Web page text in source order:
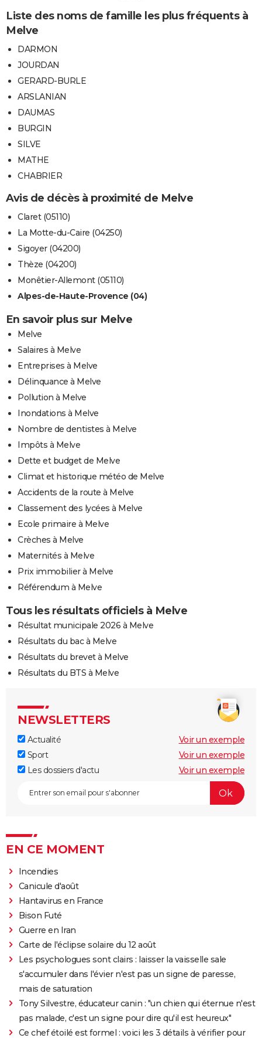
Liste des noms de famille les plus fréquents à
Melve
DARMON
JOURDAN
GERARD-BURLE
ARSLANIAN
DAUMAS
BURGIN
SILVE
MATHE
CHABRIER
Avis de décès à proximité de Melve
Claret (05110)
La Motte-du-Caire (04250)
Sigoyer (04200)
Thèze (04200)
Monêtier-Allemont (05110)
Alpes-de-Haute-Provence (04)
En savoir plus sur Melve
Melve
Salaires à Melve
Entreprises à Melve
Délinquance à Melve
Pollution à Melve
Inondations à Melve
Nombre de dentistes à Melve
Impôts à Melve
Dette et budget de Melve
Climat et historique météo de Melve
Accidents de la route à Melve
Classement des lycées à Melve
Ecole primaire à Melve
Crèches à Melve
Maternités à Melve
Prix immobilier à Melve
Référendum à Melve
Tous les résultats officiels à Melve
Résultat municipale 2026 à Melve
Résultats du bac à Melve
Résultats du brevet à Melve
Résultats du BTS à Melve
NEWSLETTERS
Actualité
Voir un exemple
Sport
Voir un exemple
Les dossiers d'actu
Voir un exemple
EN CE MOMENT
Incendies
Canicule d'août
Hantavirus en France
Bison Futé
Guerre en Iran
Carte de l'éclipse solaire du 12 août
Les psychologues sont clairs : laisser la vaisselle sale
s'accumuler dans l'évier n'est pas un signe de paresse,
mais de saturation
Tony Silvestre, éducateur canin : "un chien qui éternue n'est
pas malade, c'est un signe pour dire qu'il est heureux"
Ce chef étoilé est formel : voici les 3 détails à vérifier pour